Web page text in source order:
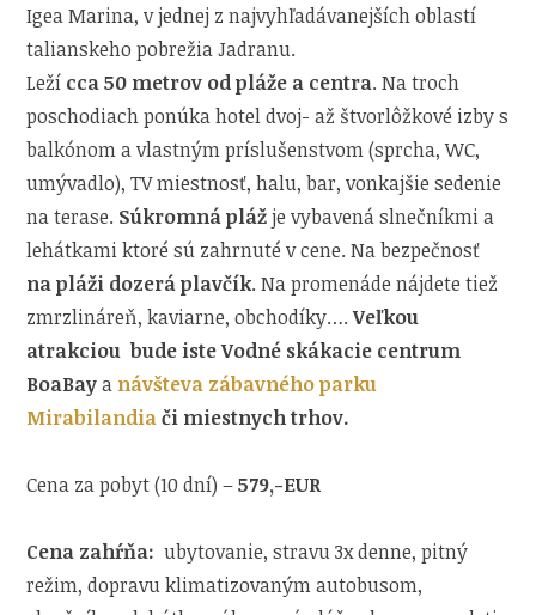
Igea Marina, v jednej z najvyhľadávanejších oblastí
talianskeho pobrežia Jadranu.
Leží cca 50 metrov od pláže a centra. Na troch
poschodiach ponúka hotel dvoj- až štvorlôžkové izby s
balkónom a vlastným príslušenstvom (sprcha, WC,
umývadlo), TV miestnosť, halu, bar, vonkajšie sedenie
na terase. Súkromná plážje vybavená slnečníkmi a
lehátkami ktoré sú zahrnuté v cene. Na bezpečnosť
na pláži dozerá plavčík. Na promenáde nájdete tiež
zmrzlináreň, kaviarne, obchodíky….Veľkou
atrakciou bude isteVodné skákacie centrum
BoaBaya návšteva zábavného parku
Mirabilandiači miestnych trhov.
Cena za pobyt (10 dní) –579,-EUR
Cena zahŕňa: ubytovanie, stravu 3x denne, pitný
režim, dopravu klimatizovaným autobusom,